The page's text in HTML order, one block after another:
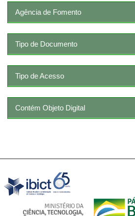
Agência de Fomento
Tipo de Documento
Tipo de Acesso
Contém Objeto Digital